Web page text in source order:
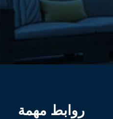
روابط مهمة